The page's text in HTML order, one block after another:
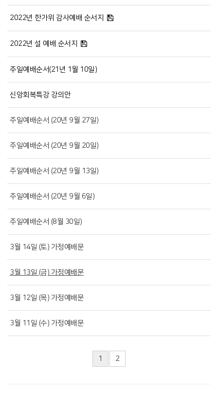
2022년 한가위 감사예배 순서지
2022년 설 예배 순서지
주일예배순서(21년 1월 10일)
신앙회복특강 강의안
주일예배순서 (20년 9월 27일)
주일예배순서 (20년 9월 20일)
주일예배순서 (20년 9월 13일)
주일예배순서 (20년 9월 6일)
주일예배순서 (8월 30일)
3월 14일 (토) 가정예배문
3월 13일 (금) 가정예배문
3월 12일 (목) 가정예배문
3월 11일 (수) 가정예배문
1 2